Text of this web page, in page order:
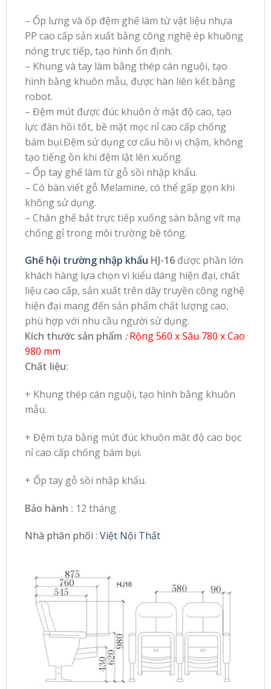
– Ốp lưng và ốp đệm ghế làm từ vật liệu nhựa
PP cao cấp sản xuất bằng công nghệ ép khuông
nóng trực tiếp, tạo hình ổn định.
– Khung và tay làm bằng thép cán nguội, tạo
hình bằng khuôn mẫu, được hàn liên kết bằng
robot.
– Đệm mút được đúc khuôn ở mật độ cao, tạo
lực đàn hồi tốt, bề mặt mọc nỉ cao cấp chống
bám bụi.Đệm sử dụng cơ cấu hồi vị chậm, không
tạo tiếng ồn khi đệm lật lên xuống.
– Ốp tay ghế làm từ gỗ sồi nhập khẩu.
– Có bàn viết gỗ Melamine, có thể gấp gọn khi
không sử dụng.
– Chân ghế bắt trực tiếp xuống sàn bằng vít mạ
chống gỉ trong môi trường bê tông.
Ghế hội trường nhập khẩu HJ-16được phần lớn
khách hàng lựa chọn vì kiểu dáng hiện đại, chất
liệu cao cấp, sản xuất trên dây truyền công nghệ
hiện đại mang đến sản phẩm chất lượng cao,
phù hợp với nhu cầu người sử dụng.
Kích thước sản phẩm :Rộng 560 x Sâu 780 x Cao
980 mm
Chất liệu:
+ Khung thép cán nguội, tạo hình bằng khuôn
mẫu.
+ Đệm tựa bằng mút đúc khuôn mât độ cao bọc
nỉ cao cấp chống bám bụi.
+ Ốp tay gỗ sồi nhập khẩu.
Bảo hành : 12 tháng
Nhà phân phối : Việt Nội Thất